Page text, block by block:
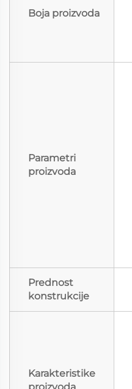
Boja proizvoda
Parametri
proizvoda
Prednost
konstrukcije
Karakteristike